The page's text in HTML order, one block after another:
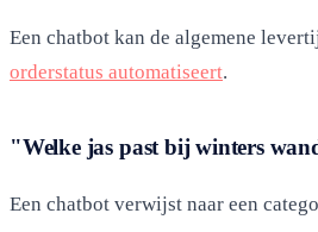
Een chatbot kan de algemene
orderstatus automatiseert.
"Welke jas past bij winters
Een chatbot verwijst naar een